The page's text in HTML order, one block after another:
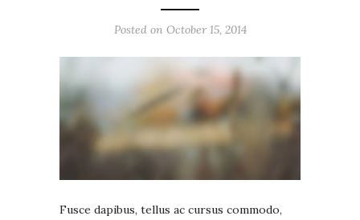
Posted on October 15, 2014
Fusce dapibus, tellus ac cursus commodo,